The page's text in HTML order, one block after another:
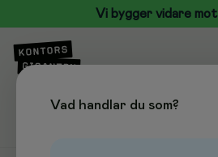
Vi bygger vidare mot
Vad handlar du som?